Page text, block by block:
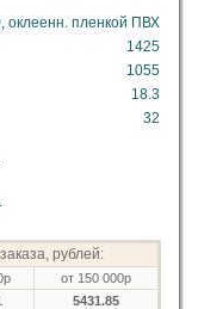
оклеенн. пленкой ПВХ
1425
1055
18.3
32
рублей:
от 150 000р
5431.85